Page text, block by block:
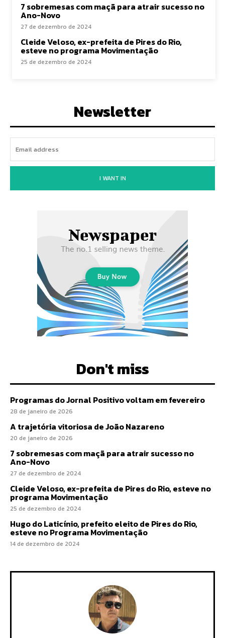
7 sobremesas com maçã para atrair sucesso no
Ano-Novo
27 de dezembro de 2024
Cleide Veloso, ex-prefeita de Pires do Rio,
esteve no programa Movimentação
25 de dezembro de 2024
Newsletter
I WANT IN
Don't miss
Programas do Jornal Positivo voltam em fevereiro
28 de janeiro de 2026
A trajetória vitoriosa de João Nazareno
20 de janeiro de 2026
7 sobremesas com maçã para atrair sucesso no
Ano-Novo
27 de dezembro de 2024
Cleide Veloso, ex-prefeita de Pires do Rio, esteve no
programa Movimentação
25 de dezembro de 2024
Hugo do Laticínio, prefeito eleito de Pires do Rio,
esteve no Programa Movimentação
14 de dezembro de 2024